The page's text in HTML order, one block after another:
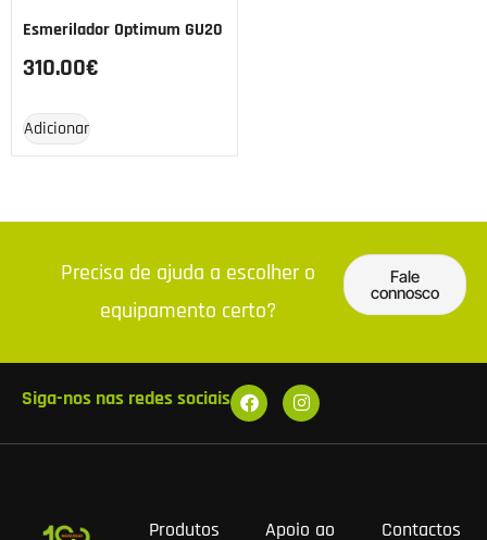
Esmerilador Optimum GU20
310.00€
Adicionar
Precisa de ajuda a escolher o
equipamento certo?
Fale
connosco
Siga-nos nas redes sociais
Produtos Apoio ao Contactos